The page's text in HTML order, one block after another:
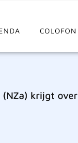
COLOFON
krijgt over